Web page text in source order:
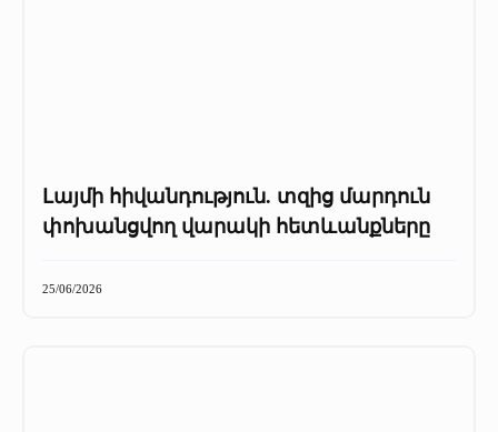
Լայմի հիվանդություն. տզից մարդուն
փոխանցվող վարակի հետևանքները
25/06/2026